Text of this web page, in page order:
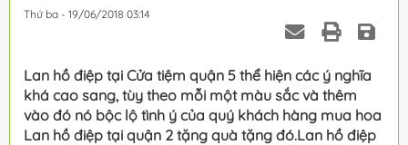
Thứ ba - 19/06/2018 03:14
Lan hồ điệp tại Cửa tiệm quận 5 thể hiện các ý nghĩa
khá cao sang, tùy theo mỗi một màu sắc và thêm
vào đó nó bộc lộ tình ý của quý khách hàng mua hoa
Lan hồ điệp tại quận 2 tặng quà tặng đó.Lan hồ điệp